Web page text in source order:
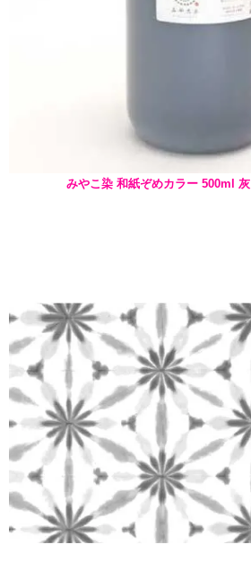
みやこ染 和紙ぞめカラー 500ml 灰